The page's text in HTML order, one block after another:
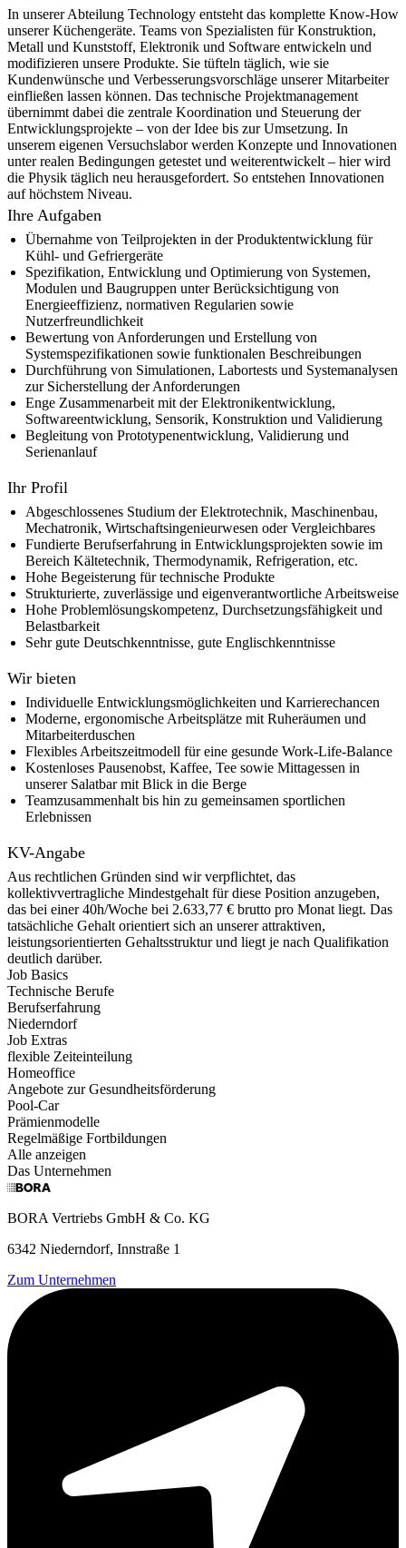
In unserer Abteilung Technology entsteht das komplette Know-How
unserer Küchengeräte. Teams von Spezialisten für Konstruktion,
Metall und Kunststoff, Elektronik und Software entwickeln und
modifizieren unsere Produkte. Sie tüfteln täglich, wie sie
Kundenwünsche und Verbesserungsvorschläge unserer Mitarbeiter
einfließen lassen können. Das technische Projektmanagement
übernimmt dabei die zentrale Koordination und Steuerung der
Entwicklungsprojekte – von der Idee bis zur Umsetzung. In
unserem eigenen Versuchslabor werden Konzepte und Innovationen
unter realen Bedingungen getestet und weiterentwickelt – hier wird
die Physik täglich neu herausgefordert. So entstehen Innovationen
auf höchstem Niveau.
Ihre Aufgaben
Übernahme von Teilprojekten in der Produktentwicklung für
Kühl- und Gefriergeräte
Spezifikation, Entwicklung und Optimierung von Systemen,
Modulen und Baugruppen unter Berücksichtigung von
Energieeffizienz, normativen Regularien sowie
Nutzerfreundlichkeit
Bewertung von Anforderungen und Erstellung von
Systemspezifikationen sowie funktionalen Beschreibungen
Durchführung von Simulationen, Labortests und Systemanalysen
zur Sicherstellung der Anforderungen
Enge Zusammenarbeit mit der Elektronikentwicklung,
Softwareentwicklung, Sensorik, Konstruktion und Validierung
Begleitung von Prototypenentwicklung, Validierung und
Serienanlauf
Ihr Profil
Abgeschlossenes Studium der Elektrotechnik, Maschinenbau,
Mechatronik, Wirtschaftsingenieurwesen oder Vergleichbares
Fundierte Berufserfahrung in Entwicklungsprojekten sowie im
Bereich Kältetechnik, Thermodynamik, Refrigeration, etc.
Hohe Begeisterung für technische Produkte
Strukturierte, zuverlässige und eigenverantwortliche Arbeitsweise
Hohe Problemlösungskompetenz, Durchsetzungsfähigkeit und
Belastbarkeit
Sehr gute Deutschkenntnisse, gute Englischkenntnisse
Wir bieten
Individuelle Entwicklungsmöglichkeiten und Karrierechancen
Moderne, ergonomische Arbeitsplätze mit Ruheräumen und
Mitarbeiterduschen
Flexibles Arbeitszeitmodell für eine gesunde Work-Life-Balance
Kostenloses Pausenobst, Kaffee, Tee sowie Mittagessen in
unserer Salatbar mit Blick in die Berge
Teamzusammenhalt bis hin zu gemeinsamen sportlichen
Erlebnissen
KV-Angabe
Aus rechtlichen Gründen sind wir verpflichtet, das
kollektivvertragliche Mindestgehalt für diese Position anzugeben,
das bei einer 40h/Woche bei 2.633,77 € brutto pro Monat liegt. Das
tatsächliche Gehalt orientiert sich an unserer attraktiven,
leistungsorientierten Gehaltsstruktur und liegt je nach Qualifikation
deutlich darüber.
Job Basics
Technische Berufe
Berufserfahrung
Niederndorf
Job Extras
flexible Zeiteinteilung
Homeoffice
Angebote zur Gesundheitsförderung
Pool-Car
Prämienmodelle
Regelmäßige Fortbildungen
Alle anzeigen
Das Unternehmen
BORA Vertriebs GmbH & Co. KG
6342 Niederndorf, Innstraße 1
Zum Unternehmen